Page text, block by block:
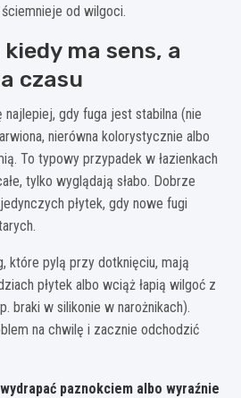
od wilgoci.
ma sens, a
czasu
gdy fuga jest stabilna (nie
nierówna kolorystycznie albo
To typowy przypadek w łazienkach
tylko wyglądają słabo. Dobrze
płytek, gdy nowe fugi
które pylą przy dotknięciu, mają
płytek albo wciąż łapią wilgoć z
braki w silikonie w narożnikach).
na chwilę i zacznie odchodzić
paznokciem albo wyraźnie